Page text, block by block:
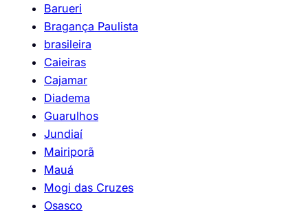
Barueri
Bragança Paulista
brasileira
Caieiras
Cajamar
Diadema
Guarulhos
Jundiaí
Mairiporã
Mauá
Mogi das Cruzes
Osasco